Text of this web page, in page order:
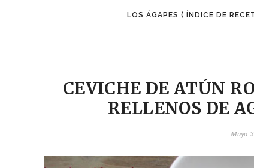
LOS ÁGAPES ( ÍNDICE DE
CEVICHE DE ATÚN
RELLENOS DE
Mayo